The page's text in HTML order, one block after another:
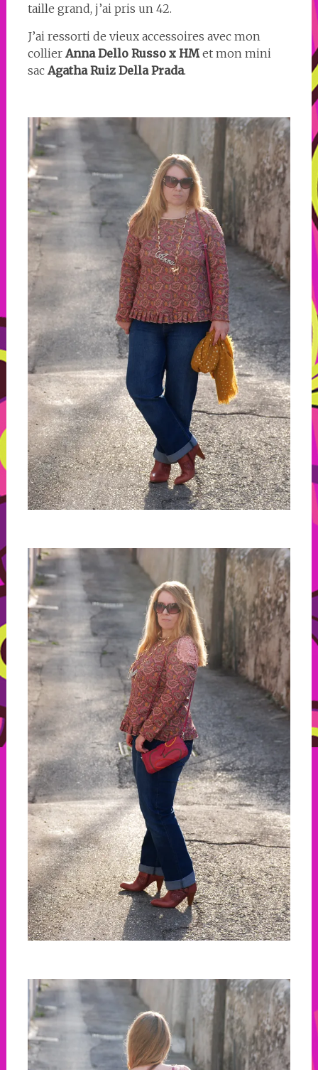
taille grand, j’ai pris un 42.
J’ai ressorti de vieux accessoires avec mon
collier Anna Dello Russo x HMet mon mini
sac Agatha Ruiz Della Prada.